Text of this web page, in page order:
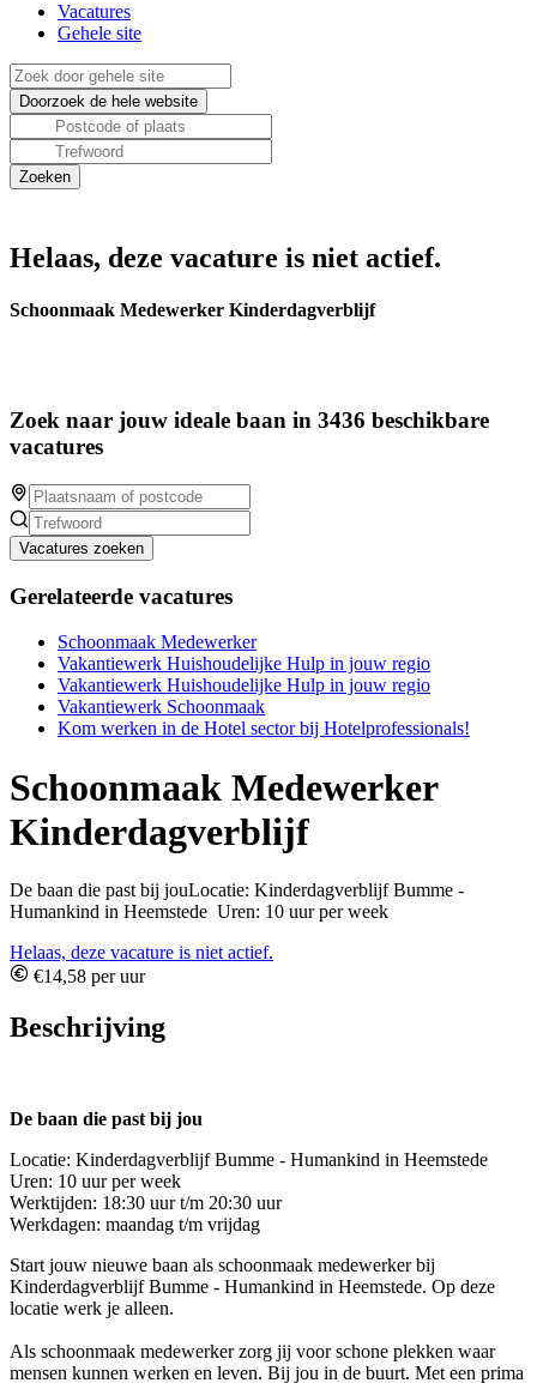
Vacatures
Gehele site
Helaas, deze vacature is niet actief.
Schoonmaak Medewerker Kinderdagverblijf
Zoek naar jouw ideale baan in 3436 beschikbare
vacatures
Vacatures zoeken
Gerelateerde vacatures
Schoonmaak Medewerker
Vakantiewerk Huishoudelijke Hulp in jouw regio
Vakantiewerk Huishoudelijke Hulp in jouw regio
Vakantiewerk Schoonmaak
Kom werken in de Hotel sector bij Hotelprofessionals!
Schoonmaak Medewerker
Kinderdagverblijf
De baan die past bij jouLocatie: Kinderdagverblijf Bumme -
Humankind in Heemstede Uren: 10 uur per week
Helaas, deze vacature is niet actief.
€14,58 per uur
Beschrijving
De baan die past bij jou
Locatie: Kinderdagverblijf Bumme - Humankind in Heemstede
Uren: 10 uur per week
Werktijden: 18:30 uur t/m 20:30 uur
Werkdagen: maandag t/m vrijdag
Start jouw nieuwe baan als schoonmaak medewerker bij
Kinderdagverblijf Bumme - Humankind in Heemstede. Op deze
locatie werk je alleen.
Als schoonmaak medewerker zorg jij voor schone plekken waar
mensen kunnen werken en leven. Bij jou in de buurt. Met een prima